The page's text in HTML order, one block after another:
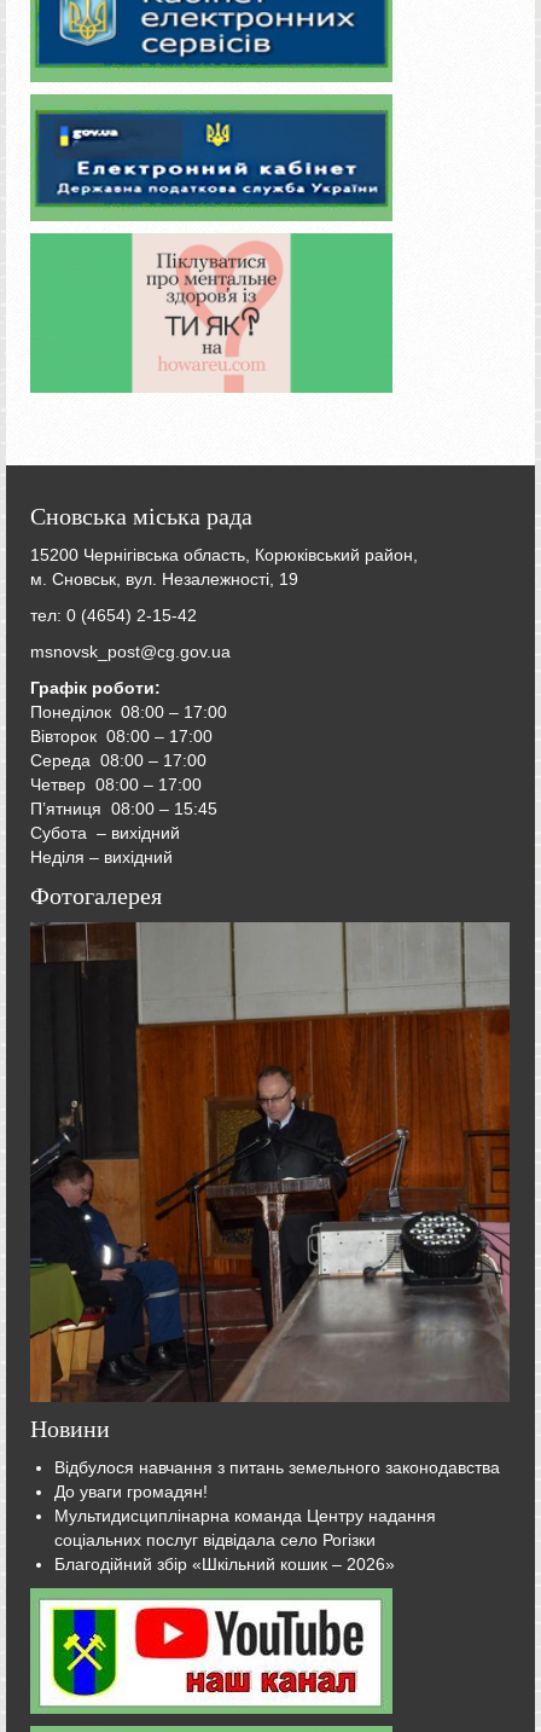
Сновська міська рада
15200 Чернігівська область, Корюківський район,
м. Сновськ, вул. Незалежності, 19
тел: 0 (4654) 2-15-42
msnovsk_post@cg.gov.ua
Графік роботи:
Понеділок 08:00 – 17:00
Вівторок 08:00 – 17:00
Середа 08:00 – 17:00
Четвер 08:00 – 17:00
П’ятниця 08:00 – 15:45
Субота – вихідний
Неділя – вихідний
Фотогалерея
Новини
Відбулося навчання з питань земельного законодавства
До уваги громадян!
Мультидисциплінарна команда Центру надання
соціальних послуг відвідала село Рогізки
Благодійний збір «Шкільний кошик – 2026»